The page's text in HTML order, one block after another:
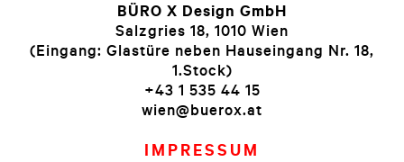
BÜRO X Design GmbH
Salzgries 18, 1010 Wien
(Eingang: Glastüre neben Hauseingang Nr. 18,
1.Stock)
+43 1 535 44 15
wien@buerox.at
IMPRESSUM